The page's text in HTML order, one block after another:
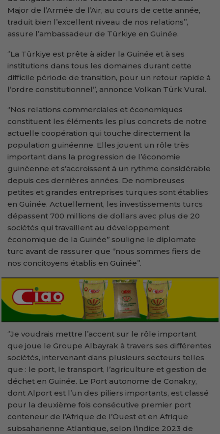
Major de l’Armée de l’Air, au cours de cette année,
traduit bien l’excellent niveau de nos relations’’,
assure l’ambassadeur de Türkiye en Guinée.
‘’La Türkiye est prête à aider la Guinée et à ses
institutions dans tous les domaines durant cette
difficile période de transition, pour un retour rapide à
l’ordre constitutionnel’’, annonce Volkan Türk Vural.
‘’Nos relations commerciales et économiques
constituent les éléments les plus concrets de notre
actuelle coopération qui touche directement la
population guinéenne. Elles jouent un rôle très
important dans la progression de l’économie
guinéenne et s’accroissent à un rythme considérable
depuis ces dernières années. De nombreuses
petites et grandes entreprises turques sont établies
en Guinée. Actuellement, les investissements turcs
dépassent 700 millions de dollars avec plus de 20
sociétés qui travaillent au développement
économique de la Guinée’’ souligne le diplomate
turc avant de rassurer que ‘’nous sommes fiers de
nos concitoyens établis en Guinée’’.
‘’Je voudrais mettre l’accent sur le rôle important
que joue le Groupe Albayrak à travers ses différentes
sociétés, intervenant dans plusieurs secteurs telles
que : le port, le transport, l’agriculture et gestion de
déchet en Guinée. Le Port autonome de Conakry,
dont Alport est l’un des piliers importants, est classé
pour la deuxième fois consécutive premier port
conteneur de l’Afrique de l’Ouest et en Afrique
subsaharienne Atlantique, selon l’indice 2023 de